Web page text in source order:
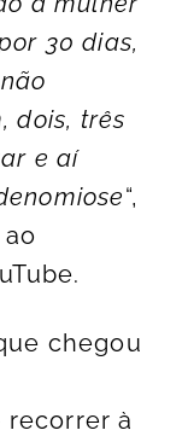
30 dias,
dois, três
e aí
“,
chegou
recorrer à